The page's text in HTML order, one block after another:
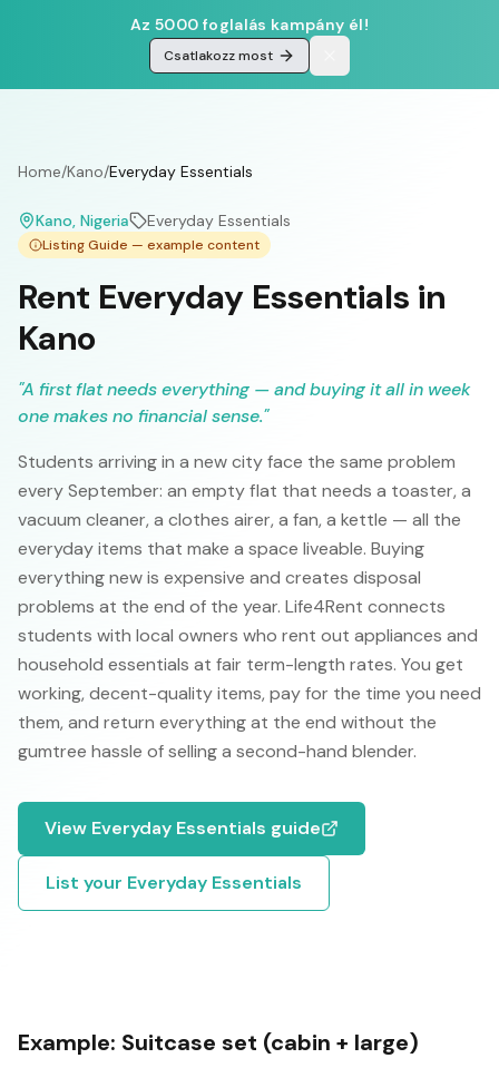
Az 5000 foglalás kampány él!
Csatlakozz most
Home/Kano/Everyday Essentials
Kano, Nigeria Everyday Essentials
Listing Guide — example content
Rent Everyday Essentials in
Kano
"A first flat needs everything — and buying it all in week
one makes no financial sense."
Students arriving in a new city face the same problem
every September: an empty flat that needs a toaster, a
vacuum cleaner, a clothes airer, a fan, a kettle — all the
everyday items that make a space liveable. Buying
everything new is expensive and creates disposal
problems at the end of the year. Life4Rent connects
students with local owners who rent out appliances and
household essentials at fair term-length rates. You get
working, decent-quality items, pay for the time you need
them, and return everything at the end without the
gumtree hassle of selling a second-hand blender.
View Everyday Essentials guide
List your Everyday Essentials
Example: Suitcase set (cabin + large)